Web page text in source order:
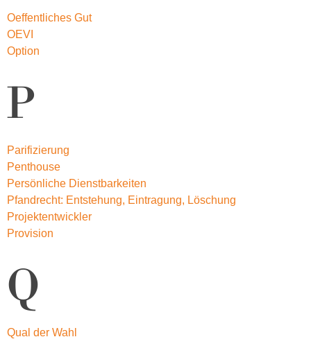
Oeffentliches Gut
OEVI
Option
P
Parifizierung
Penthouse
Persönliche Dienstbarkeiten
Pfandrecht: Entstehung, Eintragung, Löschung
Projektentwickler
Provision
Q
Qual der Wahl